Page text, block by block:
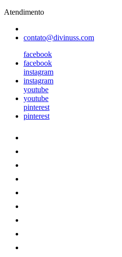
Atendimento
contato@divinuss.com
facebook
facebook
instagram
instagram
youtube
youtube
pinterest
pinterest